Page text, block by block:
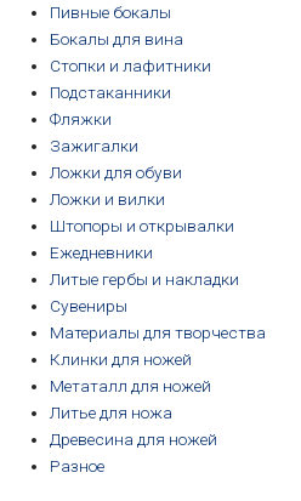
Пивные бокалы
Бокалы для вина
Стопки и лафитники
Подстаканники
Фляжки
Зажигалки
Ложки для обуви
Ложки и вилки
Штопоры и открывалки
Ежедневники
Литые гербы и накладки
Сувениры
Материалы для творчества
Клинки для ножей
Метаталл для ножей
Литье для ножа
Древесина для ножей
Разное